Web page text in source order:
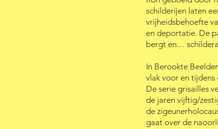
schilderijen laten
vrijheidsbehoefte
en deportatie. De
bergt en…
In Berookte
vlak voor en
De serie grisailles
de jaren vijftig/
de
gaat over de